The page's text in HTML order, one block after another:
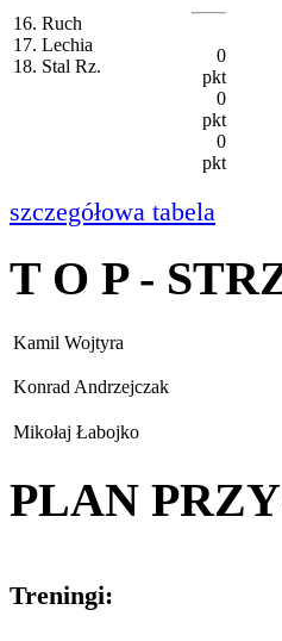
16. Ruch
17. Lechia
18. Stal Rz.
0
pkt
0
pkt
0
pkt
szczegółowa tabela
T O P -
Kamil Wojtyra
Konrad Andrzejczak
Mikołaj Łabojko
PLAN
Treningi: